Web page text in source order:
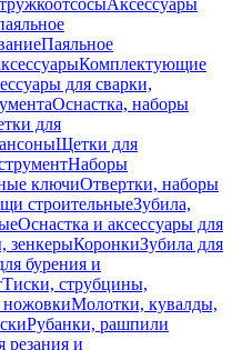
Аксессуары
Паяльное
Комплектующие
для сварки,
Оснастка, наборы
для
Щетки для
Наборы
ключиОтвертки, наборы
строительныеЗубила,
Оснастка и аксессуары для
зенкерыКоронкиЗубила для
бурения и
Тиски, струбцины,
Молотки, кувалды,
Рубанки, рашпили
резания и